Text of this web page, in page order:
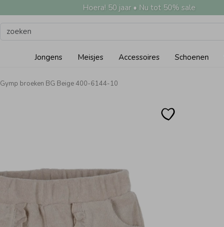
Hoera! 50 jaar • Nu tot 50% sale
Jongens Meisjes Accessoires Schoenen
Gymp broeken BG Beige 400-6144-10